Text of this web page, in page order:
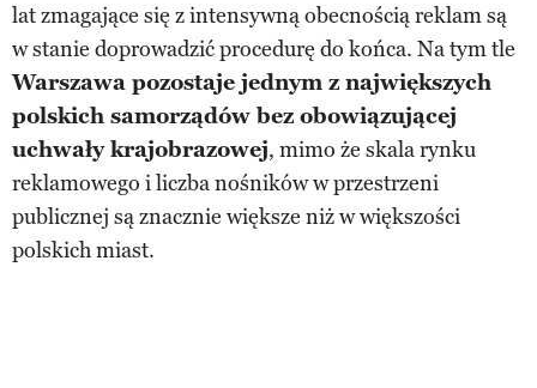
lat zmagające się z intensywną obecnością reklam są
w stanie doprowadzić procedurę do końca. Na tym tle
Warszawa pozostaje jednym z największych
polskich samorządów bez obowiązującej
uchwały krajobrazowej, mimo że skala rynku
reklamowego i liczba nośników w przestrzeni
publicznej są znacznie większe niż w większości
polskich miast.